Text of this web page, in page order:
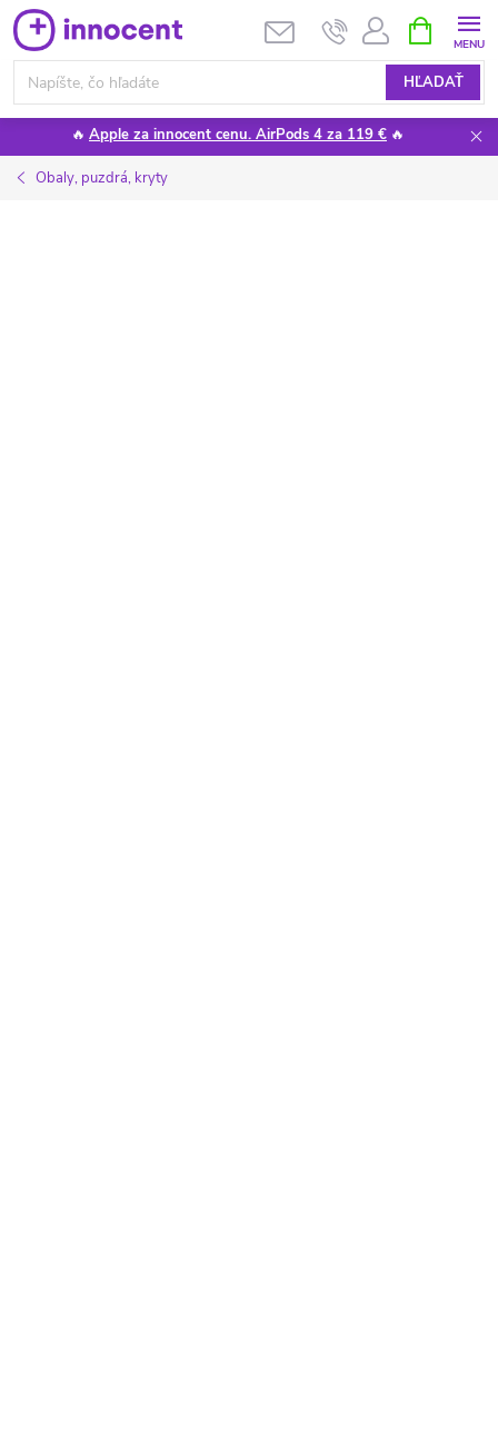
Prejsť
na
obsah
HĽADAŤ
KOŠÍK
🔥 Apple za innocent cenu. AirPods 4 za 119 € 🔥
Obaly, puzdrá, kryty